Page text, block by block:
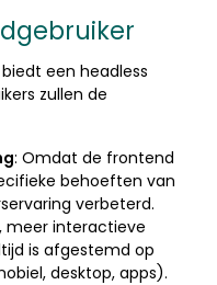
een headless
zullen de
: Omdat de frontend
behoeften van
verbeterd.
meer interactieve
is afgestemd op
desktop, apps).